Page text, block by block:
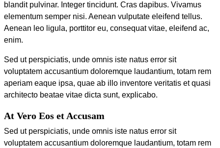
blandit pulvinar. Integer tincidunt. Cras dapibus. Vivamus
elementum semper nisi. Aenean vulputate eleifend tellus.
Aenean leo ligula, porttitor eu, consequat vitae, eleifend ac,
enim.
Sed ut perspiciatis, unde omnis iste natus error sit
voluptatem accusantium doloremque laudantium, totam rem
aperiam eaque ipsa, quae ab illo inventore veritatis et quasi
architecto beatae vitae dicta sunt, explicabo.
At Vero Eos et Accusam
Sed ut perspiciatis, unde omnis iste natus error sit
voluptatem accusantium doloremque laudantium, totam rem